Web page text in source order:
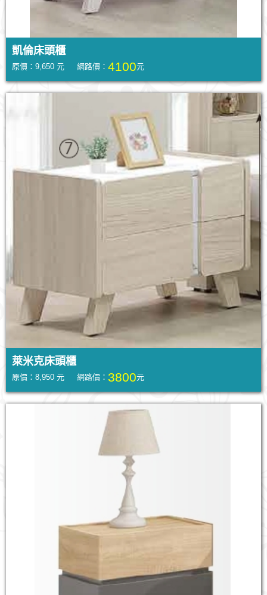
凱倫床頭櫃
原價：9,650 元 網路價： 4100元
萊米克床頭櫃
原價：8,950 元 網路價： 3800元